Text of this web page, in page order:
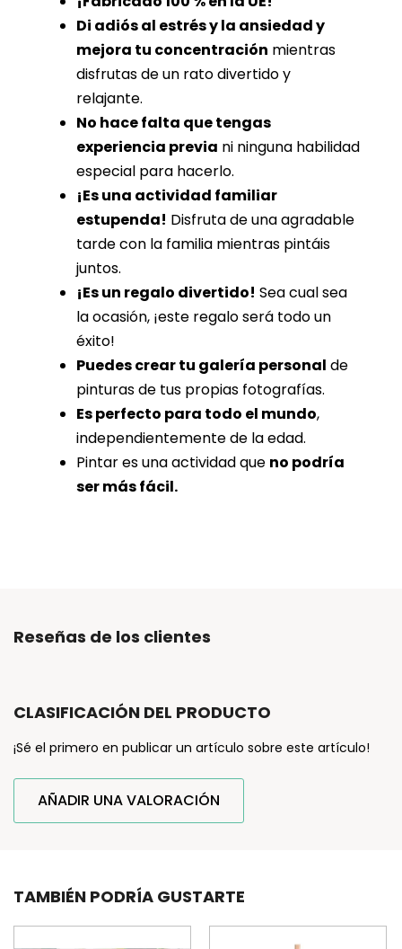
Di adiós al estrés y la ansiedad y
mejora tu concentración mientras
disfrutas de un rato divertido y
relajante.
No hace falta que tengas
experiencia previa ni ninguna habilidad
especial para hacerlo.
¡Es una actividad familiar
estupenda! Disfruta de una agradable
tarde con la familia mientras pintáis
juntos.
¡Es un regalo divertido! Sea cual sea
la ocasión, ¡este regalo será todo un
éxito!
Puedes crear tu galería personal de
pinturas de tus propias fotografías.
Es perfecto para todo el mundo,
independientemente de la edad.
Pintar es una actividad que no podría
ser más fácil.
Reseñas de los clientes
CLASIFICACIÓN DEL PRODUCTO
¡Sé el primero en publicar un artículo sobre este artículo!
AÑADIR UNA VALORACIÓN
TAMBIÉN PODRÍA GUSTARTE